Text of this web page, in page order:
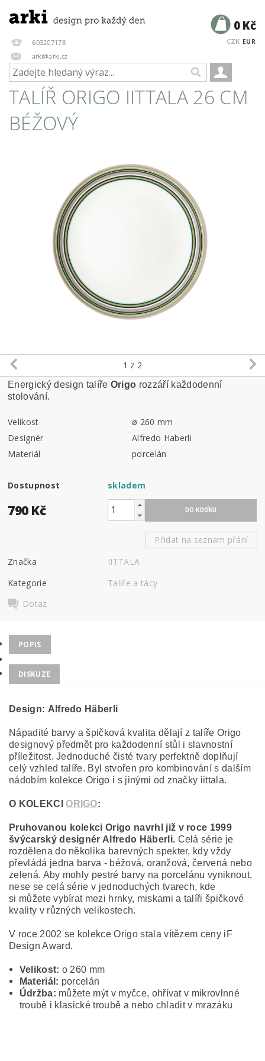
603207178
arki@arki.cz
CZK EUR
0 Kč
TALÍŘ ORIGO IITTALA 26 CM
BÉŽOVÝ
1 z 2
Energický design talíře Origo rozzáří každodenní
stolování.
Velikost
ø 260 mm
Designér
Alfredo Haberli
Materiál
porcelán
Dostupnost skladem
790 Kč
Přidat na seznam přání
Značka
IITTALA
Kategorie
Talíře a tácy
Dotaz
POPIS
DISKUZE
Design: Alfredo Häberli
Nápadité barvy a špičková kvalita dělají z talíře Origo
designový předmět pro každodenní stůl i slavnostní
příležitost. Jednoduché čisté tvary perfektně doplňují
celý vzhled talíře. Byl stvořen pro kombinování s dalším
nádobím kolekce Origo i s jinými od značky iittala.
O KOLEKCIORIGO:
Pruhovanou kolekci Origo navrhl již v roce 1999
švýcarský designér Alfredo Häberli. Celá série je
rozdělena do několika barevných spekter, kdy vždy
převládá jedna barva - béžová, oranžová, červená nebo
zelená. Aby mohly pestré barvy na porcelánu vyniknout,
nese se celá série v jednoduchých tvarech, kde
si můžete vybírat mezi hrnky, miskami a talíři špičkové
kvality v různých velikostech.
V roce 2002 se kolekce Origo stala vítězem ceny iF
Design Award.
Velikost: o 260 mm
Materiál: porcelán
Údržba: můžete mýt v myčce, ohřívat v mikrovlnné
troubě i klasické troubě a nebo chladit v mrazáku